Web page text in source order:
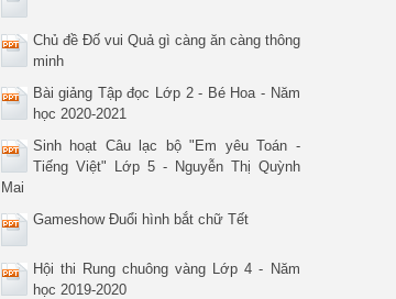
Chủ đề Đố vui Quả gì càng ăn càng thông
minh
Bài giảng Tập đọc Lớp 2 - Bé Hoa - Năm
học 2020-2021
Sinh hoạt Câu lạc bộ "Em yêu Toán -
Tiếng Việt" Lớp 5 - Nguyễn Thị Quỳnh
Mai
Gameshow Đuổi hình bắt chữ Tết
Hội thi Rung chuông vàng Lớp 4 - Năm
học 2019-2020